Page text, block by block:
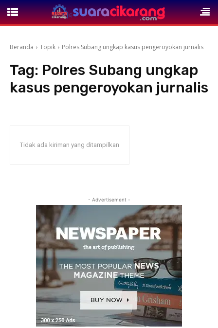
Beranda Topik Polres Subang ungkap kasus pengeroyokan jurnalis
Tag: Polres Subang ungkap
kasus pengeroyokan jurnalis
Tidak ada kiriman yang ditampilkan
- Advertisement -